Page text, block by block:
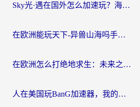
Sky光·遇在国外怎么加速玩？海外党亲测有效的国服游戏加速指南
在欧洲能玩天下-异兽山海吗手游？海外玩家的加速器生存指南
在欧洲怎么打绝地求生：未来之役不卡？留学生亲测的加速器避坑指南
人在美国玩BanG加速器，我的延迟终于绿了